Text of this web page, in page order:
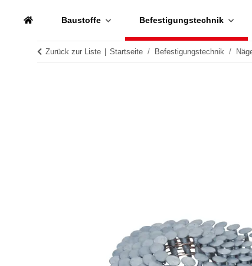
Baustoffe Befestigungstechnik
Zurück zur Liste Startseite Befestigungstechnik